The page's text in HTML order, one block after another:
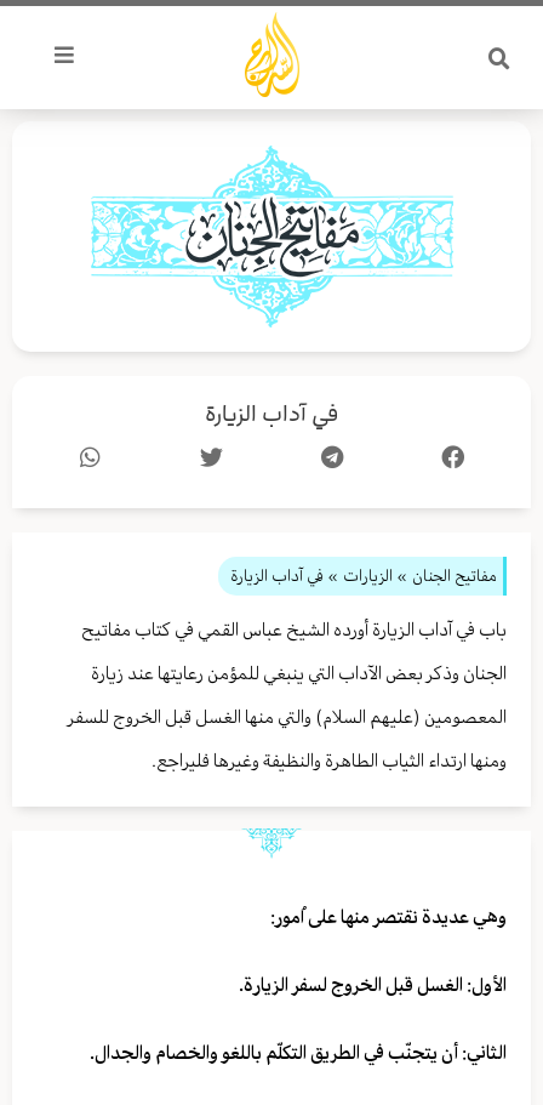
تخطي
المحتوى
في آداب الزيارة
مفاتيح الجنان » الزيارات » في آداب الزيارة
باب في آداب الزيارة أورده الشيخ عباس القمي في كتاب مفاتيح
الجنان وذكر بعض الآداب التي ينبغي للمؤمن رعايتها عند زيارة
المعصومين (عليهم السلام) والتي منها الغسل قبل الخروج للسفر
ومنها ارتداء الثياب الطاهرة والنظيفة وغيرها فليراجع.
وهي عديدة نقتصر منها على اُمور:
الأول: الغسل قبل الخروج لسفر الزيارة.
الثاني: أن يتجنّب في الطريق التكلّم باللغو والخصام والجدال.